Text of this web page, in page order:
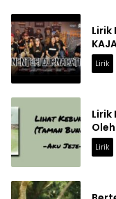
Lirik
Lirik
Lirik
Lirik